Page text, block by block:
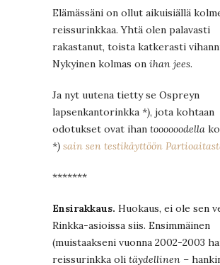
Elämässäni on ollut aikuisiällä
reissurinkkaa. Yhtä olen palavasti
rakastanut, toista katkerasti
Nykyinen kolmas on ihan jees.
Ja nyt uutena tietty se Ospreyn
lapsenkantorinkka *), jota kohtaan
odotukset ovat ihan toooooodella
*) sain sen testikäyttöön
*******
Ensirakkaus. Huokaus, ei ole sen
Rinkka-asioissa siis. Ensimmäinen
(muistaakseni vuonna 2002-2003
reissurinkka oli täydellinen –